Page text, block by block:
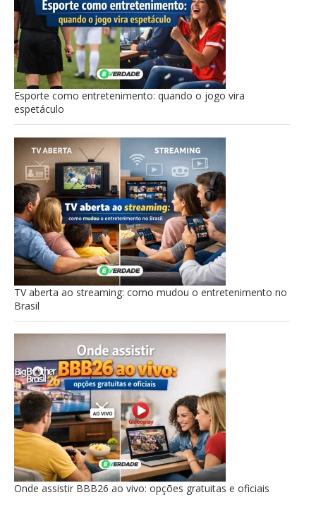
Esporte como entretenimento: quando o jogo vira
espetáculo
TV aberta ao streaming: como mudou o entretenimento no
Brasil
Onde assistir BBB26 ao vivo: opções gratuitas e oficiais